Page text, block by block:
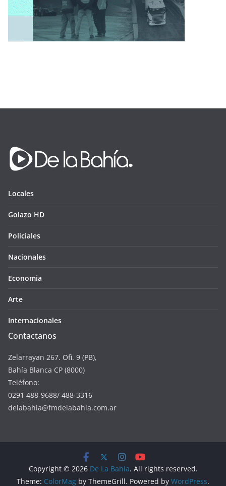
Locales
Golazo HD
Policiales
Nacionales
Economia
Arte
Internacionales
Contactanos
Zelarrayan 267. Ofi. 9 (PB),
Bahía Blanca CP (8000)
Teléfono:
0291 488-9688/ 488-3316
delabahia@fmdelabahia.com.ar
Copyright © 2026 De La Bahia. All rights reserved.
Theme: ColorMag by ThemeGrill. Powered by WordPress.